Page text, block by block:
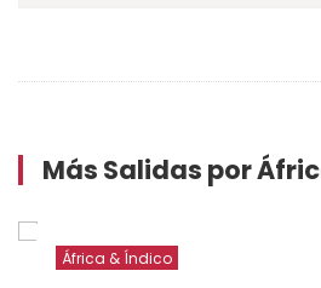
Más Salidas por
África & Índico